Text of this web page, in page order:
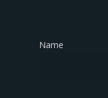
Name